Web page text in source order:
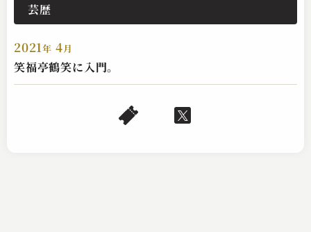
芸歴
2021年 4月
笑福亭鶴笑に入門。